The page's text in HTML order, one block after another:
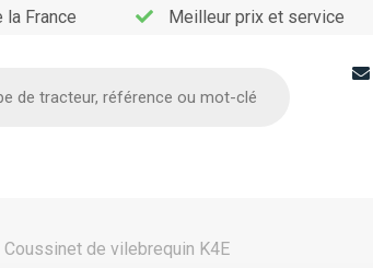
la France Meilleur prix et service
Coussinet de vilebrequin K4E